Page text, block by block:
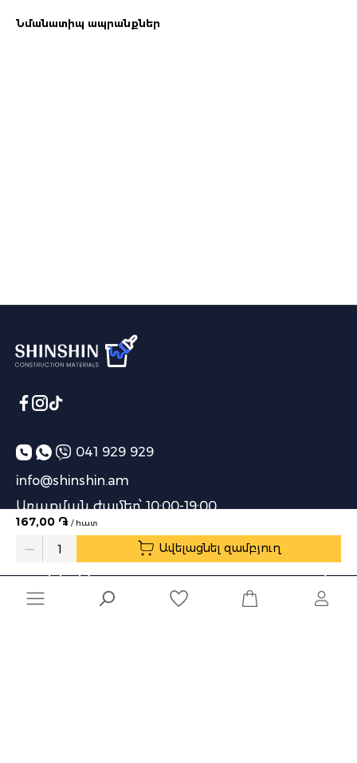
167,00 ֏ / հատ
Quantity Ավելացնել զամբյուղ
Նմանատիպ ապրանքներ
041 929 929
info@shinshin.am
Առաքման ժամեր՝ 10:00-19:00